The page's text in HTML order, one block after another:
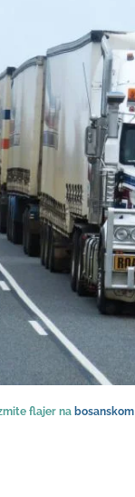
flajer na bosanskom